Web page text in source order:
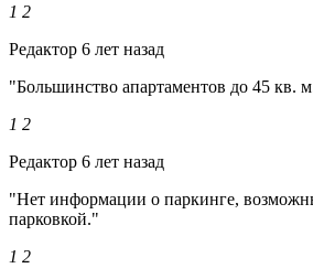
1 2
Редактор 6 лет назад
"Большинство апартаментов до 45 кв.
1 2
Редактор 6 лет назад
"Нет информации о паркинге,
парковкой."
1 2